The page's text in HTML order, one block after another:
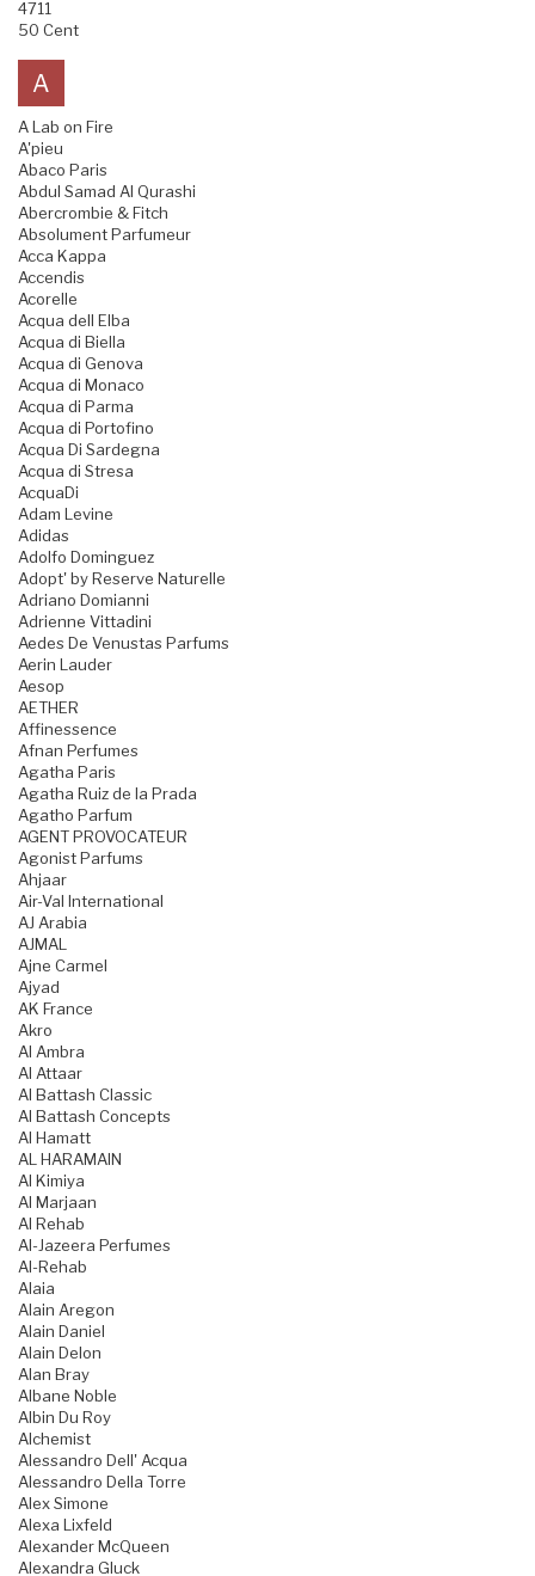
4711
50 Cent
A
A Lab on Fire
A'pieu
Abaco Paris
Abdul Samad Al Qurashi
Abercrombie & Fitch
Absolument Parfumeur
Acca Kappa
Accendis
Acorelle
Acqua dell Elba
Acqua di Biella
Acqua di Genova
Acqua di Monaco
Acqua di Parma
Acqua di Portofino
Acqua Di Sardegna
Acqua di Stresa
AcquaDi
Adam Levine
Adidas
Adolfo Dominguez
Adopt' by Reserve Naturelle
Adriano Domianni
Adrienne Vittadini
Aedes De Venustas Parfums
Aerin Lauder
Aesop
AETHER
Affinessence
Afnan Perfumes
Agatha Paris
Agatha Ruiz de la Prada
Agatho Parfum
AGENT PROVOCATEUR
Agonist Parfums
Ahjaar
Air-Val International
AJ Arabia
AJMAL
Ajne Carmel
Ajyad
AK France
Akro
Al Ambra
Al Attaar
Al Battash Classic
Al Battash Concepts
Al Hamatt
AL HARAMAIN
Al Kimiya
Al Marjaan
Al Rehab
Al-Jazeera Perfumes
Al-Rehab
Alaia
Alain Aregon
Alain Daniel
Alain Delon
Alan Bray
Albane Noble
Albin Du Roy
Alchemist
Alessandro Dell' Acqua
Alessandro Della Torre
Alex Simone
Alexa Lixfeld
Alexander McQueen
Alexandra Gluck